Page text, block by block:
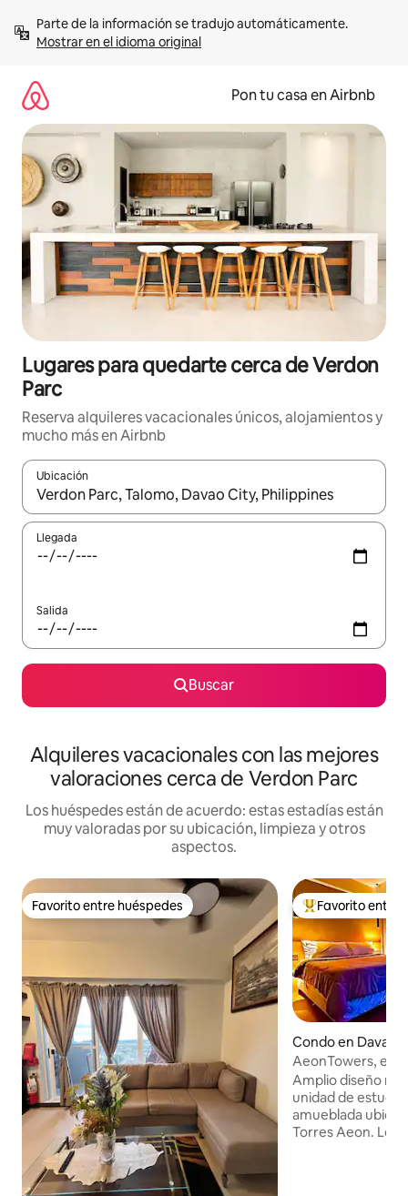
contenidoMostrar en el idioma original
Pon tu casa en Airbnb
Lugares para quedarte cerca de Verdon
Parc
Reserva alquileres vacacionales únicos, alojamientos y
mucho más en Airbnb
Ubicación
Cuando los resultados estén disponibles, navega con las
Llegada
Salida
Buscar
Alquileres vacacionales con las mejores
valoraciones cerca de Verdon Parc
Los huéspedes están de acuerdo: estas estadías están
muy valoradas por su ubicación, limpieza y otros
aspectos.
Favorito entre huéspedes
Favorito entre huéspedes Favorito entre
Favorito entre
Condo en Davao
AeonTowers,
gimnasio, wifi en
Amplio diseño
unidad de
amueblada
Torres Aeon. Los huéspedes pueden